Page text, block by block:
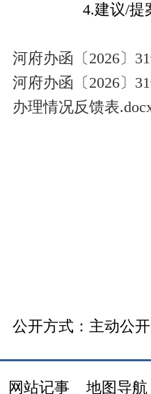
4.建议/提
河府办函〔2026〕
河府办函〔2026〕
办理情况反馈表
公开方式： 主动公开
网站记事 地图导航